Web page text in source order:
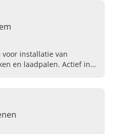
voor installatie van
en laadpalen. Actief in